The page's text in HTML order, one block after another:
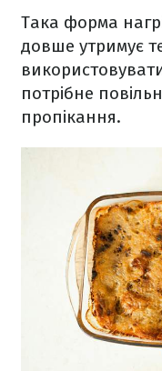
Така форма
довше утримує
потрібне
пропікання.